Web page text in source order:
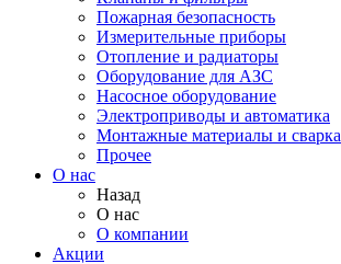
Пожарная безопасность
Измерительные приборы
Отопление и радиаторы
Оборудование для АЗС
Насосное оборудование
Электроприводы и автоматика
Монтажные материалы и сварка
Прочее
О нас
Назад
О нас
О компании
Акции